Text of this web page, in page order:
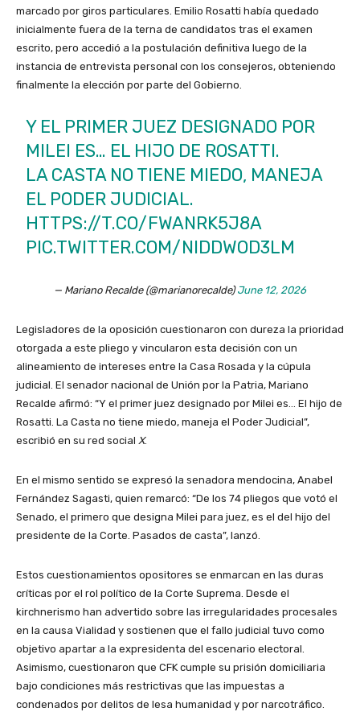
marcado por giros particulares. Emilio Rosatti había quedado
inicialmente fuera de la terna de candidatos tras el examen
escrito, pero accedió a la postulación definitiva luego de la
instancia de entrevista personal con los consejeros, obteniendo
finalmente la elección por parte del Gobierno.
Y EL PRIMER JUEZ DESIGNADO POR
MILEI ES… EL HIJO DE ROSATTI.
LA CASTA NO TIENE MIEDO, MANEJA
EL PODER JUDICIAL.
HTTPS://T.CO/FWANRK5J8A
PIC.TWITTER.COM/NIDDWOD3LM
— Mariano Recalde (@marianorecalde)June 12, 2026
Legisladores de la oposición cuestionaron con dureza la prioridad
otorgada a este pliego y vincularon esta decisión con un
alineamiento de intereses entre la Casa Rosada y la cúpula
judicial. El senador nacional de Unión por la Patria, Mariano
Recalde afirmó: “Y el primer juez designado por Milei es… El hijo de
Rosatti. La Casta no tiene miedo, maneja el Poder Judicial”,
escribió en su red social X.
En el mismo sentido se expresó la senadora mendocina, Anabel
Fernández Sagasti, quien remarcó: “De los 74 pliegos que votó el
Senado, el primero que designa Milei para juez, es el del hijo del
presidente de la Corte. Pasados de casta”, lanzó.
Estos cuestionamientos opositores se enmarcan en las duras
críticas por el rol político de la Corte Suprema. Desde el
kirchnerismo han advertido sobre las irregularidades procesales
en la causa Vialidad y sostienen que el fallo judicial tuvo como
objetivo apartar a la expresidenta del escenario electoral.
Asimismo, cuestionaron que CFK cumple su prisión domiciliaria
bajo condiciones más restrictivas que las impuestas a
condenados por delitos de lesa humanidad y por narcotráfico.